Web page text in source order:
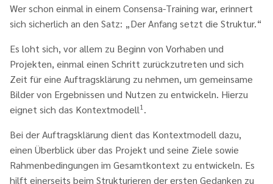
Wer schon einmal in einem Consensa-Training war, erinnert
sich sicherlich an den Satz: „Der Anfang setzt die Struktur.“
Es loht sich, vor allem zu Beginn von Vorhaben und
Projekten, einmal einen Schritt zurückzutreten und sich
Zeit für eine Auftragsklärung zu nehmen, um gemeinsame
Bilder von Ergebnissen und Nutzen zu entwickeln. Hierzu
eignet sich das Kontextmodell1 .
Bei der Auftragsklärung dient das Kontextmodell dazu,
einen Überblick über das Projekt und seine Ziele sowie
Rahmenbedingungen im Gesamtkontext zu entwickeln. Es
hilft einerseits beim Strukturieren der ersten Gedanken zu